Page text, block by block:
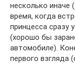
несколько иначе
время, когда
принцесса сразу
(хорошо бы
автомобиле).
первого взгляда